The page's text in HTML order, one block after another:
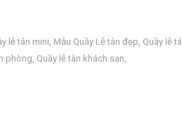
lễ tân mini, Mẫu Quầy Lễ tân đẹp, Quầy lễ
phòng, Quầy lễ tân khách sạn,